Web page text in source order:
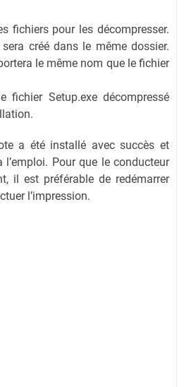
fichiers pour les décompresser.
créé dans le même dossier.
le même nom que le fichier
fichier Setup.exe décompressé
a été installé avec succès et
l’emploi. Pour que le conducteur
il est préférable de redémarrer
l’impression.